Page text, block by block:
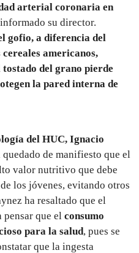
arterial coronaria en
su director.
gofio, a diferencia del
americanos,
del grano pierde
la pared interna de
del HUC, Ignacio
quedado de manifiesto que el
valor nutritivo que debe
los jóvenes, evitando otros
ha resaltado que el
pensar que el consumo
para la salud, pues se
que la ingesta